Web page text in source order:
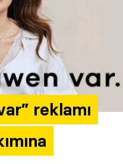
reklamı